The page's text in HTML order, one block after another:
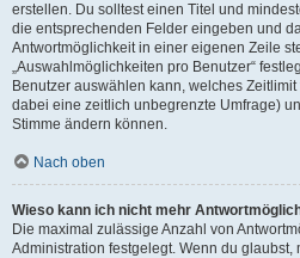
erstellen. Du solltest einen Titel und
die entsprechenden Felder eingeben und
Antwortmöglichkeit in einer eigenen Zeile
„Auswahlmöglichkeiten pro Benutzer“
Benutzer auswählen kann, welches
dabei eine zeitlich unbegrenzte Umfrage)
Stimme ändern können.
Nach oben
Wieso kann ich nicht mehr
Die maximal zulässige Anzahl von
Administration festgelegt. Wenn du glaubst,